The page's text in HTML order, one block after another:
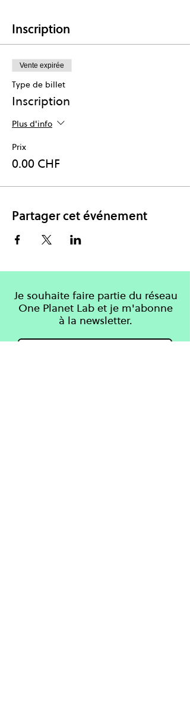
Inscription
Vente expirée
Type de billet
Inscription
Plus d'info
Prix
0.00 CHF
Partager cet événement
Je souhaite faire partie du réseau
One Planet Lab et je m'abonne
à la newsletter.